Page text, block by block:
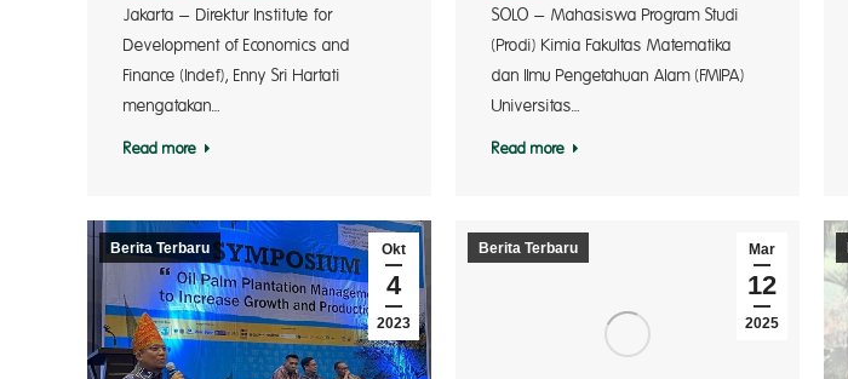
Jakarta – Direktur Institute for
Development of Economics and
Finance (Indef), Enny Sri Hartati
mengatakan…
Read more
SOLO – Mahasiswa Program Studi
(Prodi) Kimia Fakultas Matematika
dan Ilmu Pengetahuan Alam (FMIPA)
Universitas…
Read more
Okt
4
2023
Berita Terbaru Mar
12
2025
Berita Terbaru